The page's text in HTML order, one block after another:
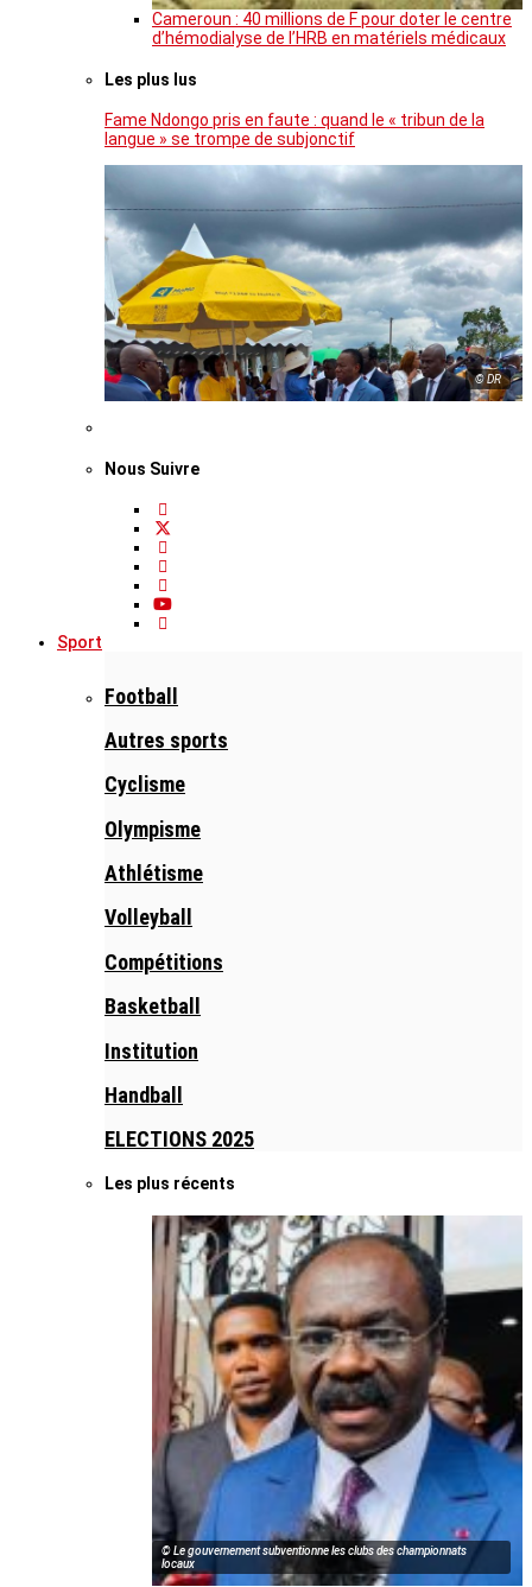
Cameroun : 40 millions de F pour doter le centre
d’hémodialyse de l’HRB en matériels médicaux
Les plus lus
Fame Ndongo pris en faute : quand le « tribun de la
langue » se trompe de subjonctif
© DR
Nous Suivre
Sport
Football
Autres sports
Cyclisme
Olympisme
Athlétisme
Volleyball
Compétitions
Basketball
Institution
Handball
ELECTIONS 2025
Les plus récents
© Le gouvernement subventionne les clubs des championnats
locaux